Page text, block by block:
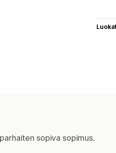
Luokat
sopiva sopimus.